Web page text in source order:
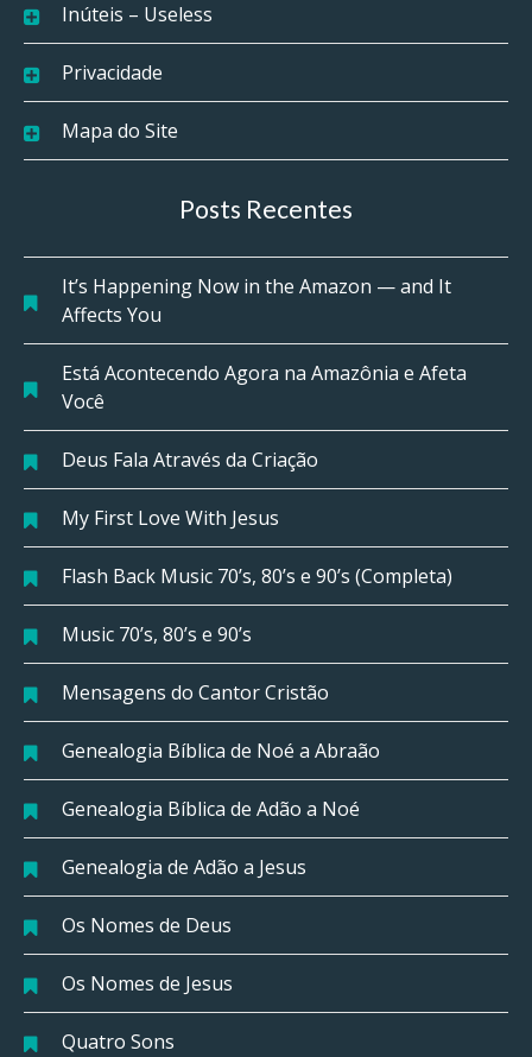
Inúteis – Useless
Privacidade
Mapa do Site
Posts Recentes
It’s Happening Now in the Amazon — and It
Affects You
Está Acontecendo Agora na Amazônia e Afeta
Você
Deus Fala Através da Criação
My First Love With Jesus
Flash Back Music 70’s, 80’s e 90’s (Completa)
Music 70’s, 80’s e 90’s
Mensagens do Cantor Cristão
Genealogia Bíblica de Noé a Abraão
Genealogia Bíblica de Adão a Noé
Genealogia de Adão a Jesus
Os Nomes de Deus
Os Nomes de Jesus
Quatro Sons